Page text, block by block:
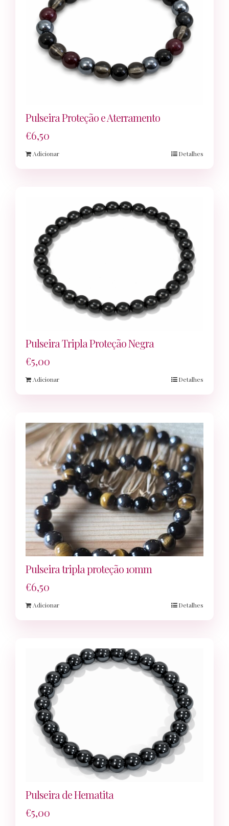
Pulseira Proteção e Aterramento
€6,50
Adicionar Detalhes
Pulseira Tripla Proteção Negra
€5,00
Adicionar Detalhes
Pulseira tripla proteção 10mm
€6,50
Adicionar Detalhes
Pulseira de Hematita
€5,00